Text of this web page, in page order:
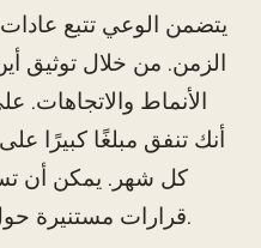
يتضمن الوعي تتبع
الزمن. من خلال توثيق
الأنماط والاتجاهات.
أنك تنفق مبلغًا كبيرًا
كل شهر. يمكن أن
قرارات مستنيرة حول أين يمكنك تقليص الإنفاق.